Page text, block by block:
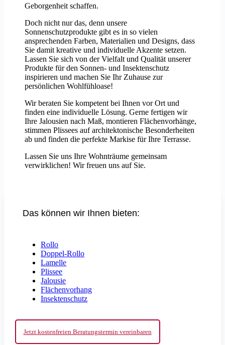
Geborgenheit schaffen.
Doch nicht nur das, denn unsere
Sonnenschutzprodukte gibt es in so vielen
ansprechenden Farben, Materialien und Designs, dass
Sie damit kreative und individuelle Akzente setzen.
Lassen Sie sich von der Vielfalt und Qualität unserer
Produkte für den Sonnen- und Insektenschutz
inspirieren und machen Sie Ihr Zuhause zur
persönlichen Wohlfühloase!
Wir beraten Sie kompetent bei Ihnen vor Ort und
finden eine individuelle Lösung. Gerne fertigen wir
Ihre Jalousien nach Maß, montieren Flächenvorhänge,
stimmen Plissees auf architektonische Besonderheiten
ab und finden die perfekte Markise für Ihre Terrasse.
Lassen Sie uns Ihre Wohnträume gemeinsam
verwirklichen! Wir freuen uns auf Sie.
Das können wir Ihnen bieten:
Rollo
Doppel-Rollo
Lamelle
Plissee
Jalousie
Flächenvorhang
Insektenschutz
Jetzt kostenfreien Beratungstermin vereinbaren